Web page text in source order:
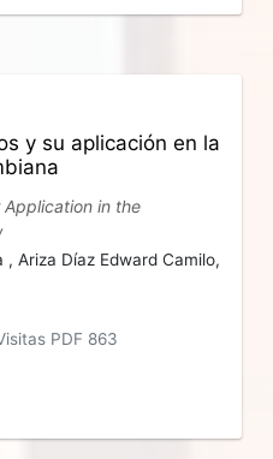
y su aplicación en la
in the
,Ariza Díaz Edward Camilo,
PDF 863